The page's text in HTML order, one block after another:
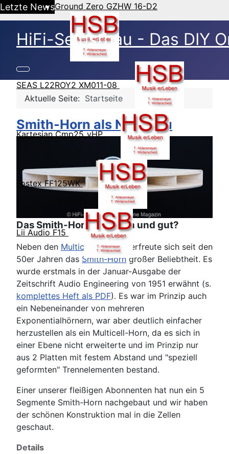
Letzte NewsGround Zero GZHW 16-D2
SEAS L22ROY2 XM011-08
Kartesian Cmp25_vHP
Fostex FF125WK
Lii Audio F15
HiFi-Selbstbau - Das DIY
Aktuelle Seite: Startseite
Smith-Horn als Nachbau
Das Smith-Horn - einfach und gut?
Neben den Multicell-Hörnern
erfreute sich seit den
50er Jahren das Smith-Horn großer Beliebtheit. Es
wurde erstmals in der Januar-Ausgabe der
Zeitschrift Audio Engineering von 1951 erwähnt (s.
komplettes Heft als PDF). Es war im Prinzip auch
ein Nebeneinander von mehreren
Exponentialhörnern, war aber deutlich einfacher
herzustellen als ein Multicell-Horn, da es sich in
einer Ebene nicht erweiterte und im Prinzip nur
aus 2 Platten mit festem Abstand und "speziell
geformten" Trennelementen bestand.
Einer unserer fleißigen Abonnenten hat nun ein 5
Segmente Smith-Horn nachgebaut und wir haben
der schönen Konstruktion mal in die Zellen
geschaut.
Details